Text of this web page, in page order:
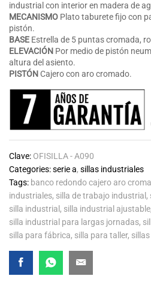
industrial con interior en madera de
MECANISMO Plato taburete fijo con
pistón.
BASE Estrella de 5 puntas cromada,
ELEVACIÓN Por medio de pistón
altura del asiento.
PISTÓNCajero con aro cromado.
Clave: OFISILLA - A090
Categories:serie a, sillas industriales
Tags: banco redondo cajero aro
industriales, silla de trabajo industrial,
silla industrial, silla industrial ajustable
silla industrial para largas jornadas,
silla para fábrica, silla para taller,